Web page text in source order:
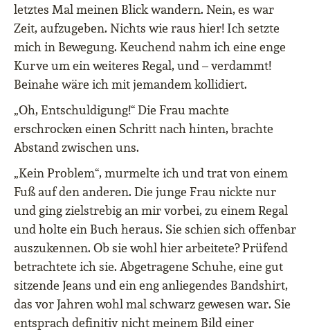
letztes Mal meinen Blick wandern. Nein, es war
Zeit, aufzugeben. Nichts wie raus hier! Ich setzte
mich in Bewegung. Keuchend nahm ich eine enge
Kurve um ein weiteres Regal, und – verdammt!
Beinahe wäre ich mit jemandem kollidiert.
„Oh, Entschuldigung!“ Die Frau machte
erschrocken einen Schritt nach hinten, brachte
Abstand zwischen uns.
„Kein Problem“, murmelte ich und trat von einem
Fuß auf den anderen. Die junge Frau nickte nur
und ging zielstrebig an mir vorbei, zu einem Regal
und holte ein Buch heraus. Sie schien sich offenbar
auszukennen. Ob sie wohl hier arbeitete? Prüfend
betrachtete ich sie. Abgetragene Schuhe, eine gut
sitzende Jeans und ein eng anliegendes Bandshirt,
das vor Jahren wohl mal schwarz gewesen war. Sie
entsprach definitiv nicht meinem Bild einer